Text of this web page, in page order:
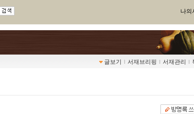
나의
글보기 ｌ 서재브리핑 ｌ 서재관리 ｌ